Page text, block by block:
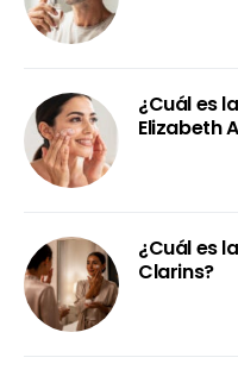
¿Cuál es
Elizabeth
¿Cuál es
Clarins?